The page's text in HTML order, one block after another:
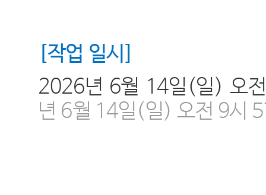
작업 일시
2026년 6월 14일 (일)오전
년 6월 14일(일) 오전 9시